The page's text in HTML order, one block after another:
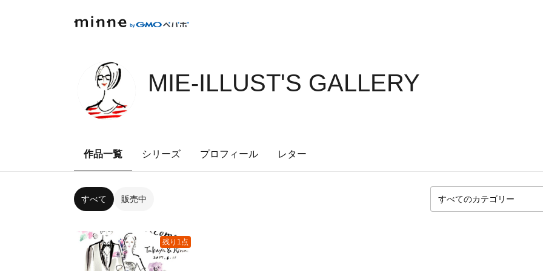
MIE-ILLUST'S GALLERY
作品一覧 シリーズ プロフィール レター
すべて 販売中
残り1点